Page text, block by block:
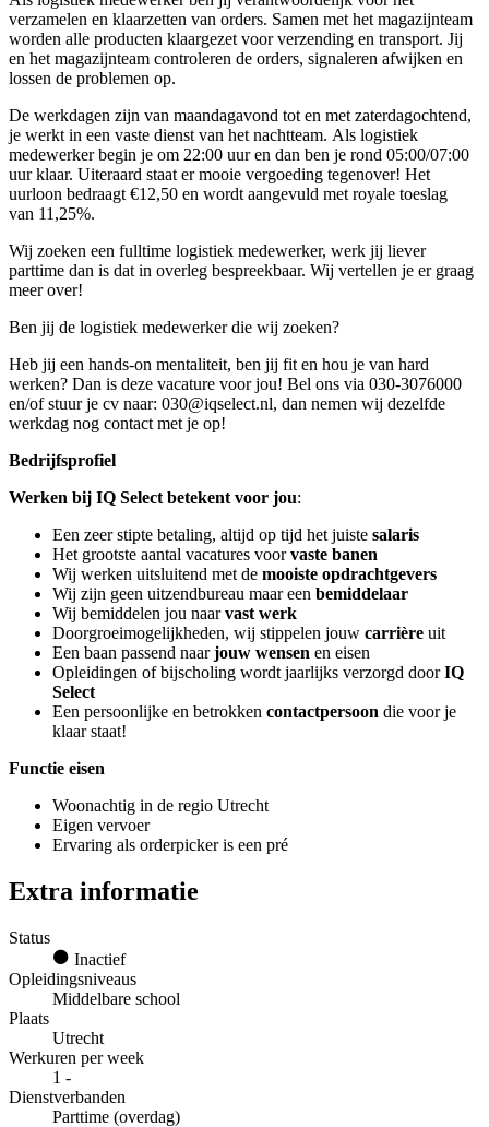
verzamelen en klaarzetten van orders. Samen met het magazijnteam
worden alle producten klaargezet voor verzending en transport. Jij
en het magazijnteam controleren de orders, signaleren afwijken en
lossen de problemen op.
De werkdagen zijn van maandagavond tot en met zaterdagochtend,
je werkt in een vaste dienst van het nachtteam. Als logistiek
medewerker begin je om 22:00 uur en dan ben je rond 05:00/07:00
uur klaar. Uiteraard staat er mooie vergoeding tegenover! Het
uurloon bedraagt €12,50 en wordt aangevuld met royale toeslag
van 11,25%.
Wij zoeken een fulltime logistiek medewerker, werk jij liever
parttime dan is dat in overleg bespreekbaar. Wij vertellen je er graag
meer over!
Ben jij de logistiek medewerker die wij zoeken?
Heb jij een hands-on mentaliteit, ben jij fit en hou je van hard
werken? Dan is deze vacature voor jou! Bel ons via 030-3076000
en/of stuur je cv naar: 030@iqselect.nl, dan nemen wij dezelfde
werkdag nog contact met je op!
Bedrijfsprofiel
Werken bij IQ Select betekent voor jou:
Een zeer stipte betaling, altijd op tijd het juiste salaris
Het grootste aantal vacatures voorvaste banen
Wij werken uitsluitend met de mooiste opdrachtgevers
Wij zijn geen uitzendbureau maar een bemiddelaar
Wij bemiddelen jou naarvast werk
Doorgroeimogelijkheden, wij stippelen jouw carrière uit
Een baan passend naarjouw wensen en eisen
Opleidingen of bijscholing wordt jaarlijks verzorgd doorIQ
Select
Een persoonlijke en betrokken contactpersoon die voor je
klaar staat!
Functie eisen
Woonachtig in de regio Utrecht
Eigen vervoer
Ervaring als orderpicker is een pré
Extra informatie
Status
Inactief
Opleidingsniveaus
Middelbare school
Plaats
Utrecht
Werkuren per week
1 -
Dienstverbanden
Parttime (overdag)